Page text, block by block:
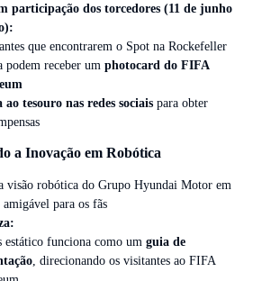
participação dos torcedores (11 de junho
que encontrarem o Spot na Rockefeller
podem receber um photocard do FIFA
ao tesouro nas redes sociais para obter
a Inovação em Robótica
visão robótica do Grupo Hyundai Motor em
para os fãs
estático funciona como um guia de
, direcionando os visitantes ao FIFA